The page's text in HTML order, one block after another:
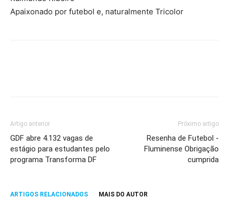
Apaixonado por futebol e, naturalmente Tricolor
Artigo anterior
GDF abre 4.132 vagas de
estágio para estudantes pelo
programa Transforma DF
Próximo artigo
Resenha de Futebol -
Fluminense Obrigação
cumprida
ARTIGOS RELACIONADOS MAIS DO AUTOR